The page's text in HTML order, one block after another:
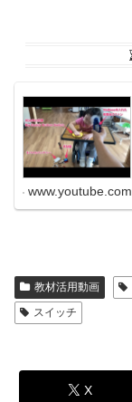
www.youtube.com
教材活用動画
スイッチ
X